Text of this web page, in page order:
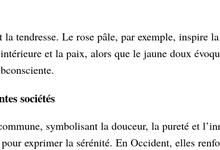
tendresse. Le rose pâle, par exemple, inspire
et la paix, alors que le jaune doux
sociétés
symbolisant la douceur, la pureté et
exprimer la sérénité. En Occident, elles